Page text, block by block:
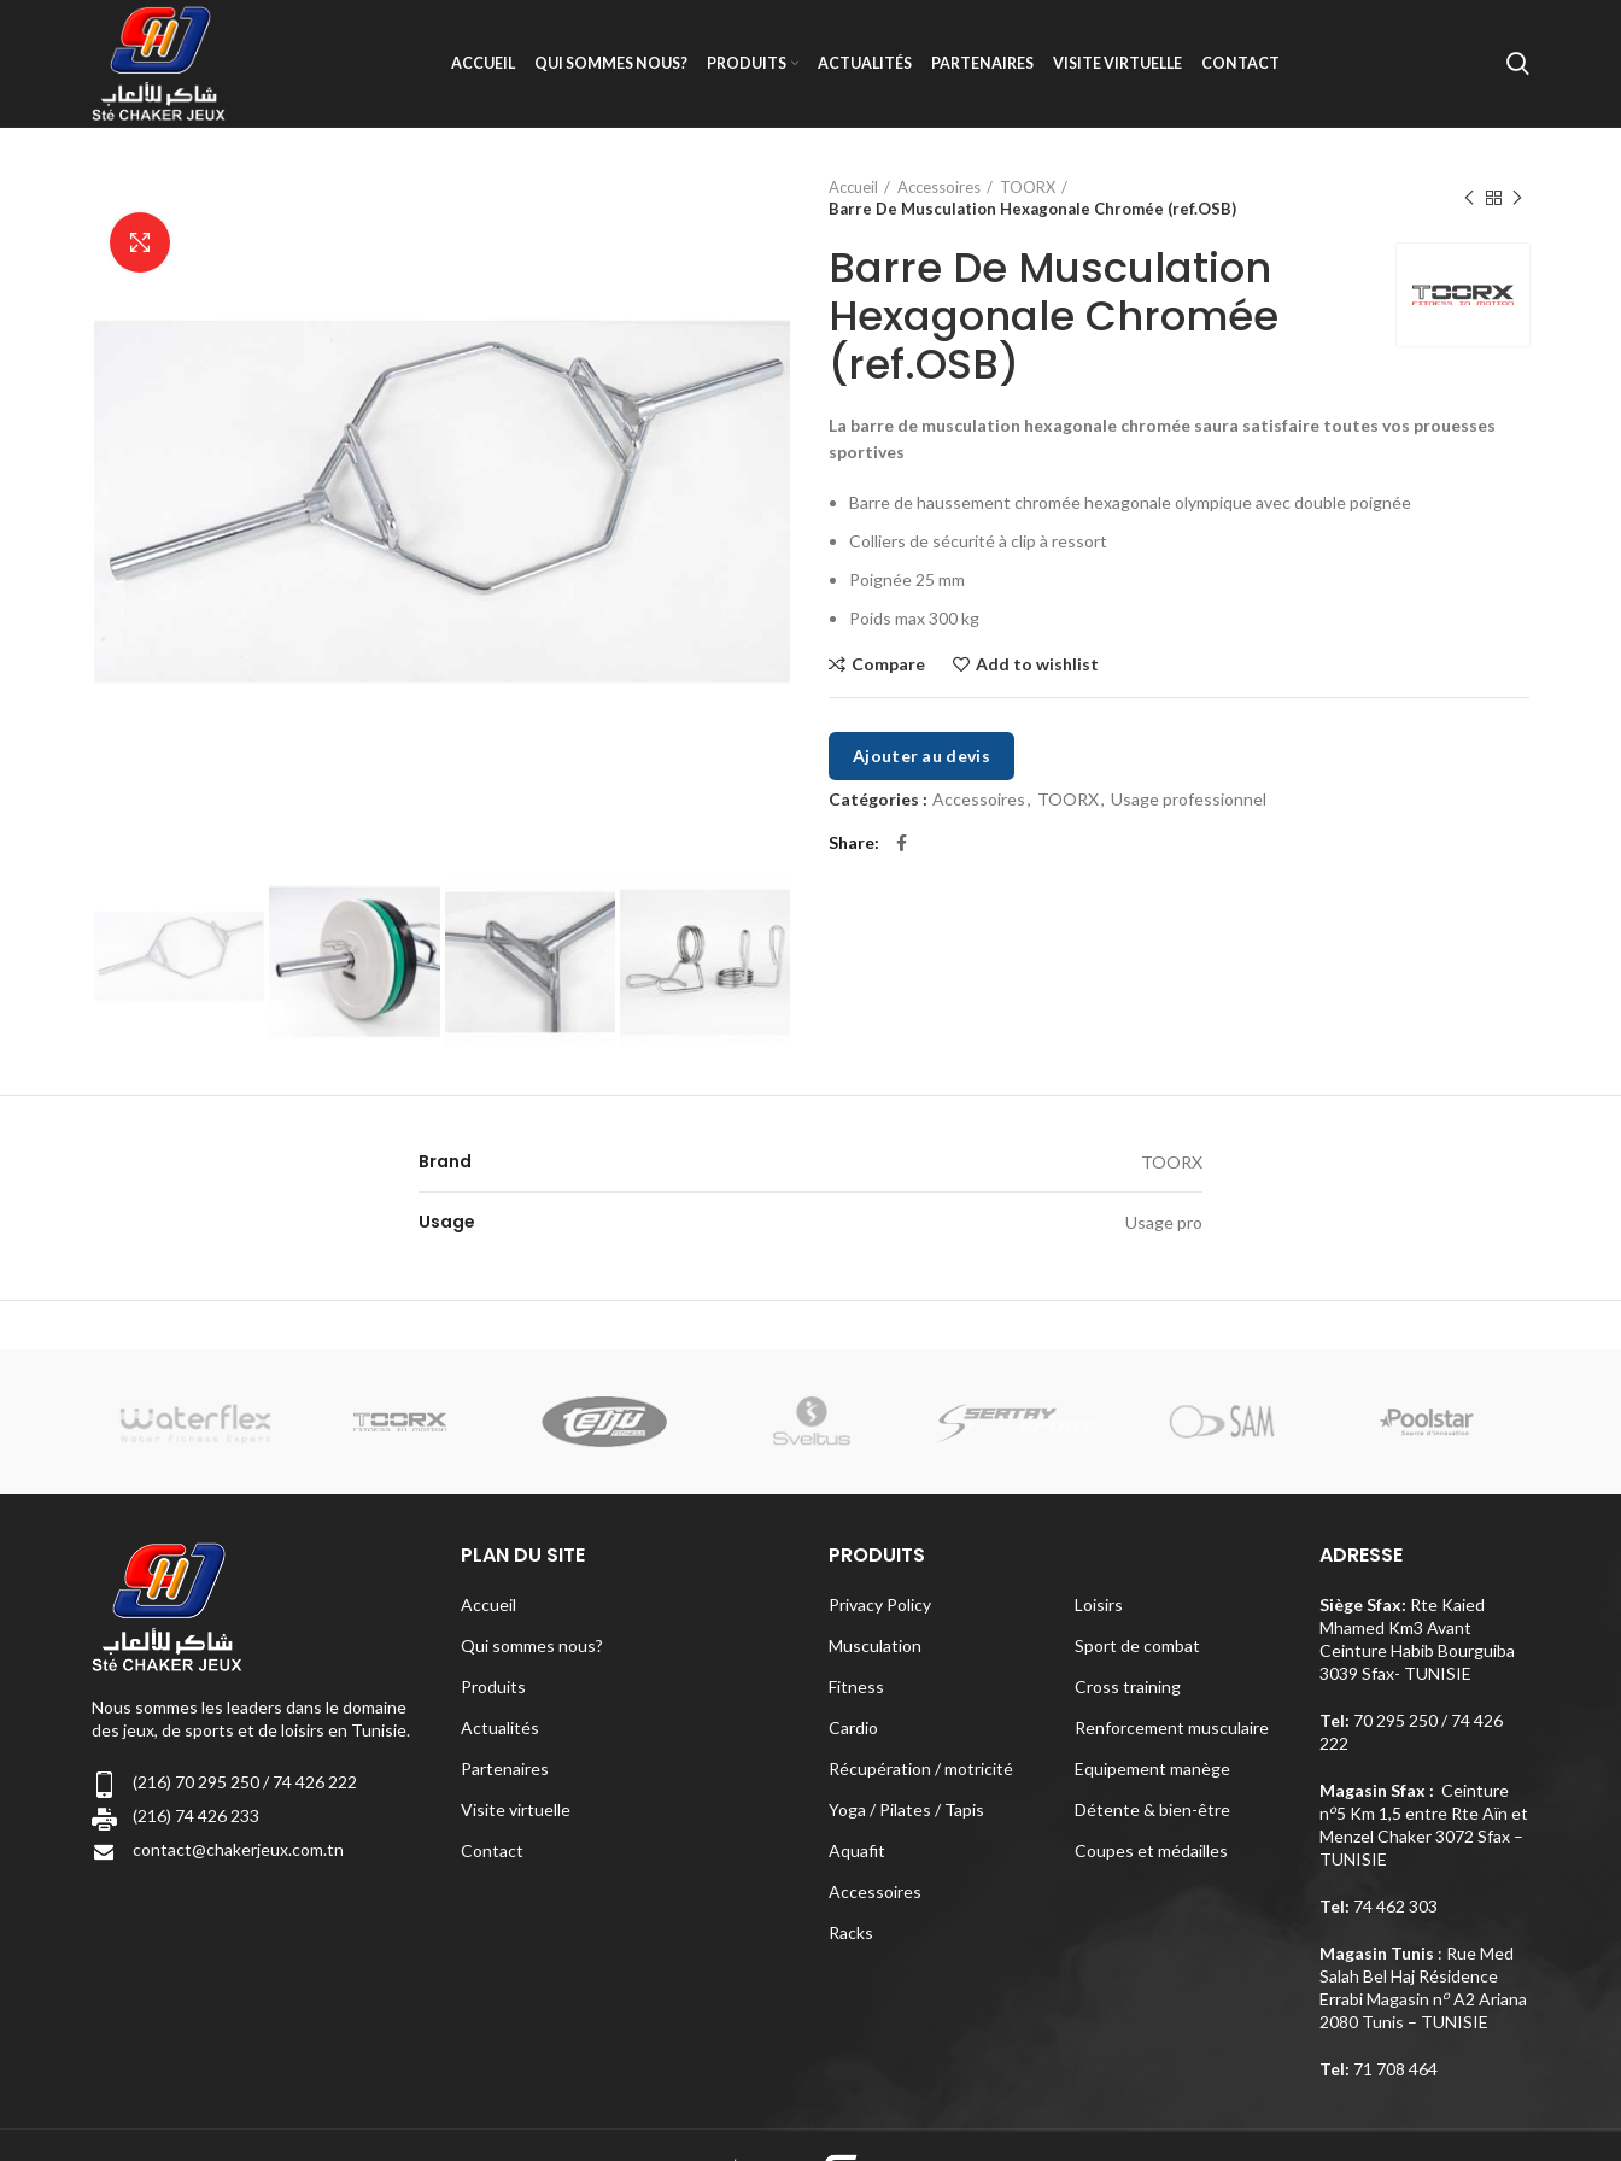
ACCUEIL QUI SOMMES NOUS? PRODUITS ACTUALITÉS PARTENAIRES VISITE VIRTUELLE CONTACT
Accueil Accessoires
TOORX
Barre De Musculation Hexagonale Chromée (ref.OSB)
Barre De Musculation
Hexagonale Chromée
(ref.OSB)
La barre de musculation hexagonale chromée saura satisfaire toutes vos prouesses
sportives
Barre de haussement chromée hexagonale olympique avec double poignée
Colliers de sécurité à clip à ressort
Poignée 25 mm
Poids max 300 kg
Compare Add to wishlist
Ajouter au devis
Catégories : Accessoires, TOORX, Usage professionnel
Share
Brand TOORX
Usage Usage pro
Nous sommes les leaders dans le domaine
des jeux, de sports et de loisirs en Tunisie.
(216) 70 295 250 / 74 426 222
(216) 74 426 233
contact@chakerjeux.com.tn
PLAN DU SITE
Accueil
Qui sommes nous?
Produits
Actualités
Partenaires
Visite virtuelle
Contact
PRODUITS
Privacy Policy
Musculation
Fitness
Cardio
Récupération / motricité
Yoga / Pilates / Tapis
Aquafit
Accessoires
Racks
Loisirs
Sport de combat
Cross training
Renforcement musculaire
Equipement manège
Détente & bien-être
Coupes et médailles
ADRESSE
Siège Sfax: Rte Kaied
Mhamed Km3 Avant
Ceinture Habib Bourguiba
3039 Sfax- TUNISIE
Tel: 70 295 250 / 74 426
222
Magasin Sfax : Ceinture
no5 Km 1,5 entre Rte Aïn et
Menzel Chaker 3072 Sfax –
TUNISIE
Tel: 74 462 303
Magasin Tunis : Rue Med
Salah Bel Haj Résidence
Errabi Magasin noA2 Ariana
2080 Tunis – TUNISIE
Tel: 71 708 464